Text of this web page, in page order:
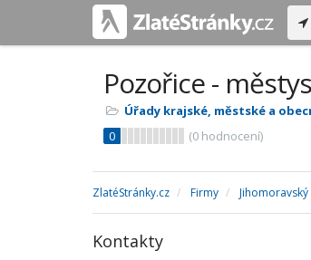
Pozořice - městys
Úřady krajské, městské a
0
(0 hodnocení)
ZlatéStránky.cz Firmy Jihomoravský
Kontakty